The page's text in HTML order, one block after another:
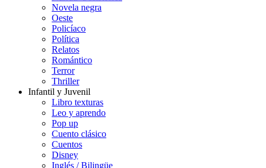
Novela negra
Oeste
Policíaco
Política
Relatos
Romántico
Terror
Thriller
Infantil y Juvenil
Libro texturas
Leo y aprendo
Pop up
Cuento clásico
Cuentos
Disney
Inglés / Bilingüe